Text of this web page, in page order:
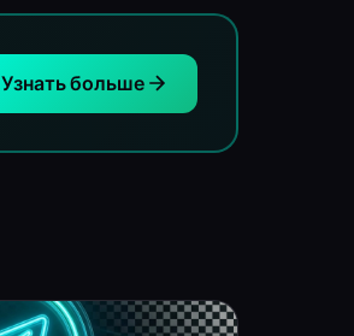
Узнать больше